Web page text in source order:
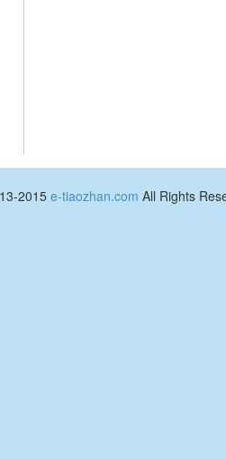
2015 e-tiaozhan.com All Rights